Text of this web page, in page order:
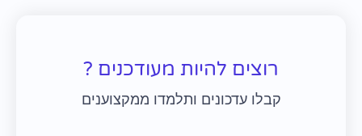
רוצים להיות מעודכנים ?
קבלו עדכונים ותלמדו ממקצוענים